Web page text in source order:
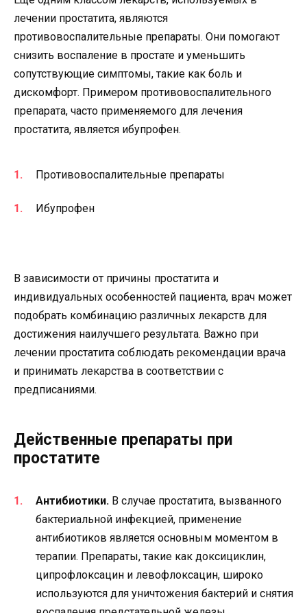
лечении простатита, являются
противовоспалительные препараты. Они помогают
снизить воспаление в простате и уменьшить
сопутствующие симптомы, такие как боль и
дискомфорт. Примером противовоспалительного
препарата, часто применяемого для лечения
простатита, является ибупрофен.
Противовоспалительные препараты
Ибупрофен
В зависимости от причины простатита и
индивидуальных особенностей пациента, врач может
подобрать комбинацию различных лекарств для
достижения наилучшего результата. Важно при
лечении простатита соблюдать рекомендации врача
и принимать лекарства в соответствии с
предписаниями.
Действенные препараты при
простатите
Антибиотики. В случае простатита, вызванного
бактериальной инфекцией, применение
антибиотиков является основным моментом в
терапии. Препараты, такие как доксициклин,
ципрофлоксацин и левофлоксацин, широко
используются для уничтожения бактерий и снятия